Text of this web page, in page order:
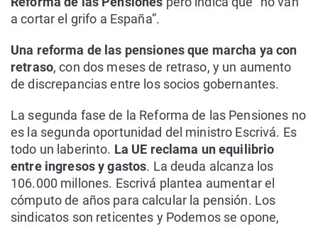
a cortar el grifo a España”.
Una reforma de las pensiones que marcha ya con
retraso, con dos meses de retraso, y un aumento
de discrepancias entre los socios gobernantes.
La segunda fase de la Reforma de las Pensiones no
es la segunda oportunidad del ministro Escrivá. Es
todo un laberinto. La UE reclama un equilibrio
entre ingresos y gastos. La deuda alcanza los
106.000 millones. Escrivá plantea aumentar el
cómputo de años para calcular la pensión. Los
sindicatos son reticentes y Podemos se opone,